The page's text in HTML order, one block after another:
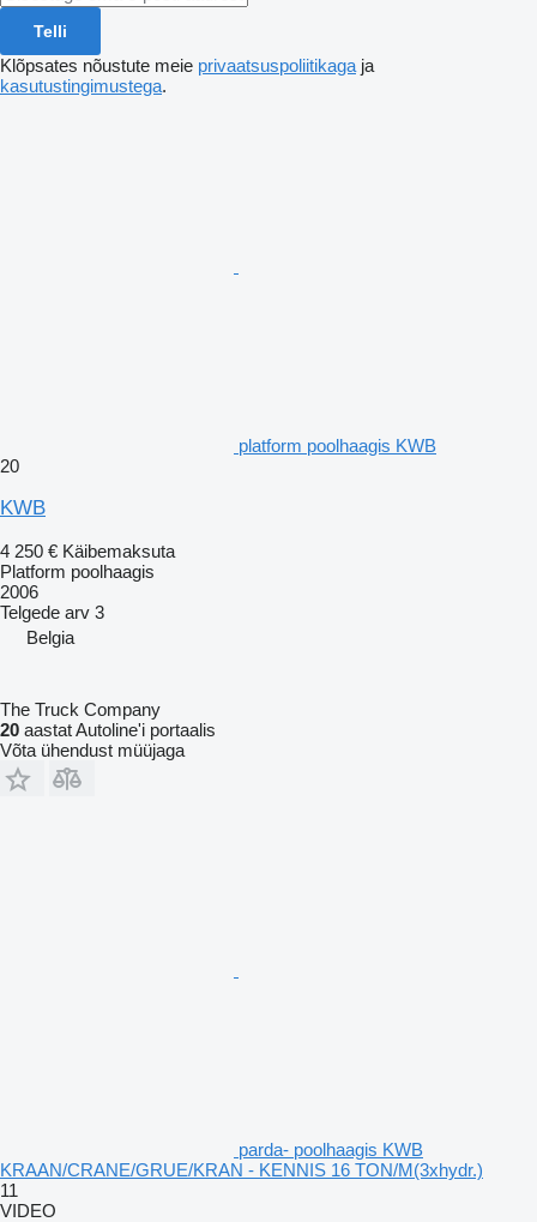
Telli
Klõpsates nõustute meie privaatsuspoliitikaga ja
kasutustingimustega.
platform poolhaagis KWB
20
KWB
4 250 € Käibemaksuta
Platform poolhaagis
2006
Telgede arv 3
Belgia
The Truck Company
20 aastat Autoline'i portaalis
Võta ühendust müüjaga
parda- poolhaagis KWB
KRAAN/CRANE/GRUE/KRAN - KENNIS 16 TON/M(3xhydr.)
11
VIDEO